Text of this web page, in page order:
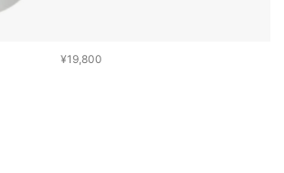
¥19,800